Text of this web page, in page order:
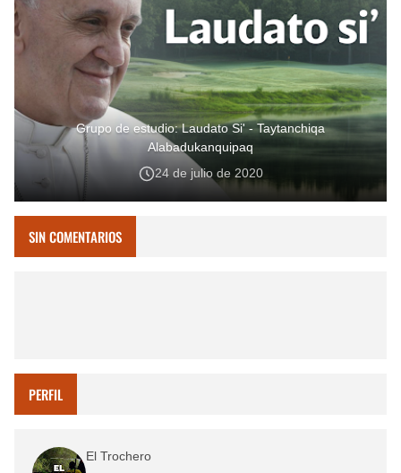
Grupo de estudio: Laudato Si' - Taytanchiqa
Alabadukanquipaq
24 de julio de 2020
SIN COMENTARIOS
PERFIL
El Trochero